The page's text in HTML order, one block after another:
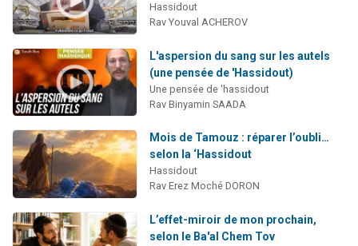
Hassidout
Rav Youval ACHEROV
L'aspersion du sang sur les autels
(une pensée de 'Hassidout)
Une pensée de 'hassidout
Rav Binyamin SAADA
Mois de Tamouz : réparer l’oubli…
selon la ‘Hassidout
Hassidout
Rav Erez Moché DORON
L’effet-miroir de mon prochain,
selon le Ba'al Chem Tov